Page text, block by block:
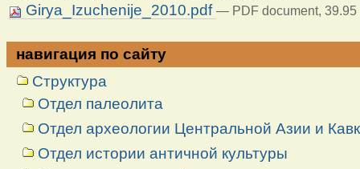
Girya_Izuchenije_2010.pdf — PDF document,
навигация по сайту
Структура
Отдел палеолита
Отдел археологии Центральной Азии и
Отдел истории античной культуры